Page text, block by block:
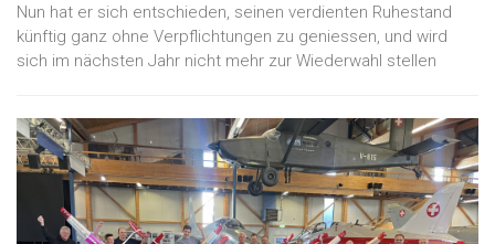
Nun hat er sich entschieden, seinen verdienten Ruhestand
künftig ganz ohne Verpflichtungen zu geniessen, und wird
sich im nächsten Jahr nicht mehr zur Wiederwahl stellen